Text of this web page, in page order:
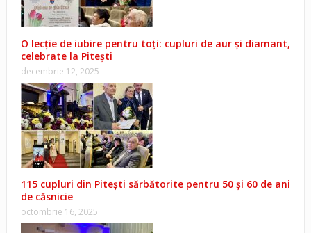
O lecție de iubire pentru toți: cupluri de aur și diamant,
celebrate la Pitești
decembrie 12, 2025
115 cupluri din Pitești sărbătorite pentru 50 și 60 de ani
de căsnicie
octombrie 16, 2025